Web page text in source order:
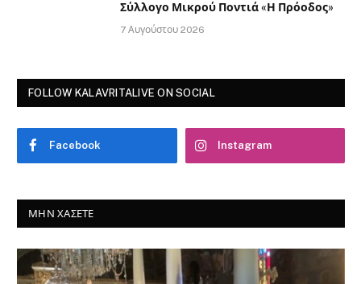
Σύλλογο Μικρού Ποντιά «Η Πρόοδος»
7 Αυγούστου 2026
FOLLOW KALAVRITALIVE ON SOCIAL
Facebook Instagram
ΜΗΝ ΧΆΣΕΤΕ